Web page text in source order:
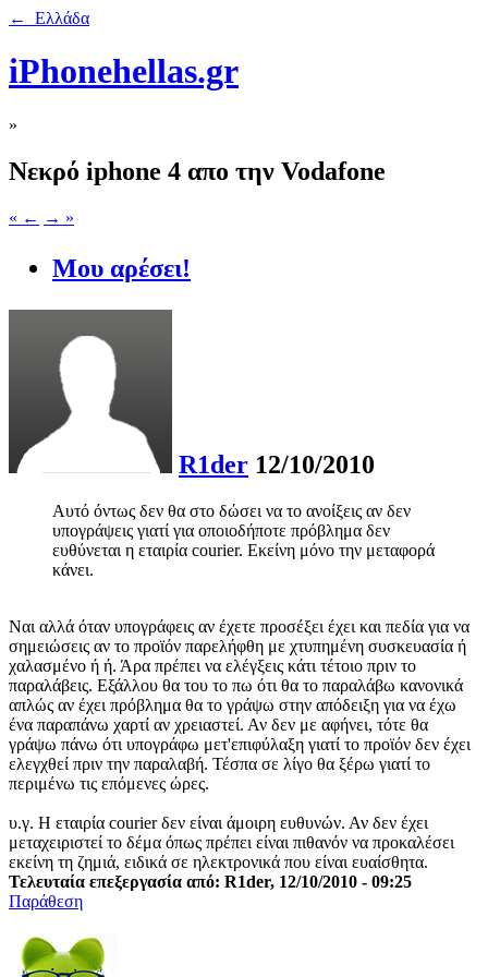
← Ελλάδα
iPhonehellas.gr
»
Nεκρό iphone 4 απο την Vodafone
« ← → »
Μου αρέσει!
R1der 12/10/2010
Αυτό όντως δεν θα στο δώσει να το ανοίξεις αν δεν
υπογράψεις γιατί για οποιοδήποτε πρόβλημα δεν
ευθύνεται η εταιρία courier. Εκείνη μόνο την μεταφορά
κάνει.
Ναι αλλά όταν υπογράφεις αν έχετε προσέξει έχει και πεδία για να
σημειώσεις αν το προϊόν παρελήφθη με χτυπημένη συσκευασία ή
χαλασμένο ή ή. Άρα πρέπει να ελέγξεις κάτι τέτοιο πριν το
παραλάβεις. Εξάλλου θα του το πω ότι θα το παραλάβω κανονικά
απλώς αν έχει πρόβλημα θα το γράψω στην απόδειξη για να έχω
ένα παραπάνω χαρτί αν χρειαστεί. Αν δεν με αφήνει, τότε θα
γράψω πάνω ότι υπογράφω μετ'επιφύλαξη γιατί το προϊόν δεν έχει
ελεγχθεί πριν την παραλαβή. Τέσπα σε λίγο θα ξέρω γιατί το
περιμένω τις επόμενες ώρες.
υ.γ. Η εταιρία courier δεν είναι άμοιρη ευθυνών. Αν δεν έχει
μεταχειριστεί το δέμα όπως πρέπει είναι πιθανόν να προκαλέσει
εκείνη τη ζημιά, ειδικά σε ηλεκτρονικά που είναι ευαίσθητα.
Τελευταία επεξεργασία από: R1der, 12/10/2010 - 09:25
Παράθεση